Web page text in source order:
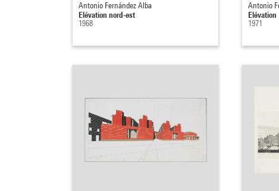
Antonio Fernández Alba
Elévation nord-est
1968
Antonio
Elévation
1971